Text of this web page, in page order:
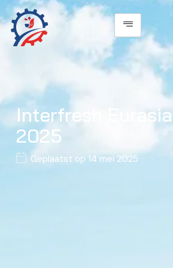
Interfresh Eurasia
2025
Geplaatst op 14 mei 2025